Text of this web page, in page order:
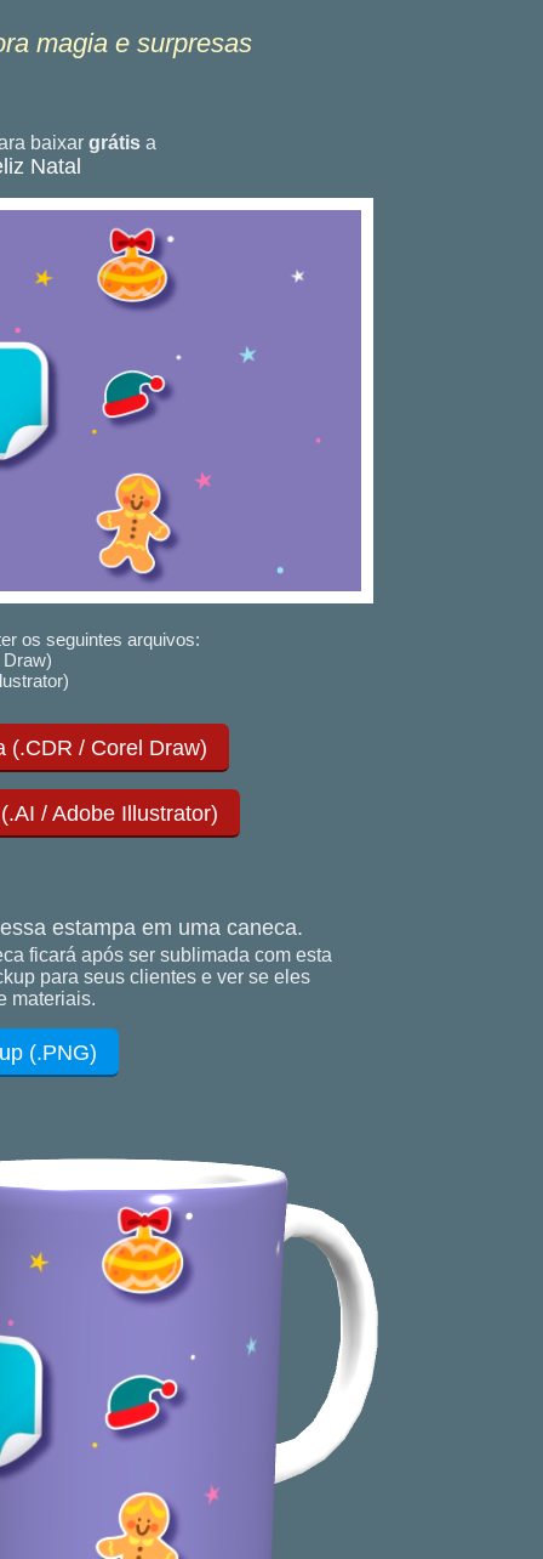
magia e surpresas
baixar grátis a
Natal
os seguintes arquivos:
(.CDR / Corel Draw)
/ Adobe Illustrator)
estampa em uma caneca.
ficará após ser sublimada com esta
para seus clientes e ver se eles
materiais.
(.PNG)